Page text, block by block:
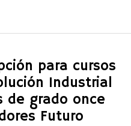
para cursos
Industrial
de grado once
Futuro